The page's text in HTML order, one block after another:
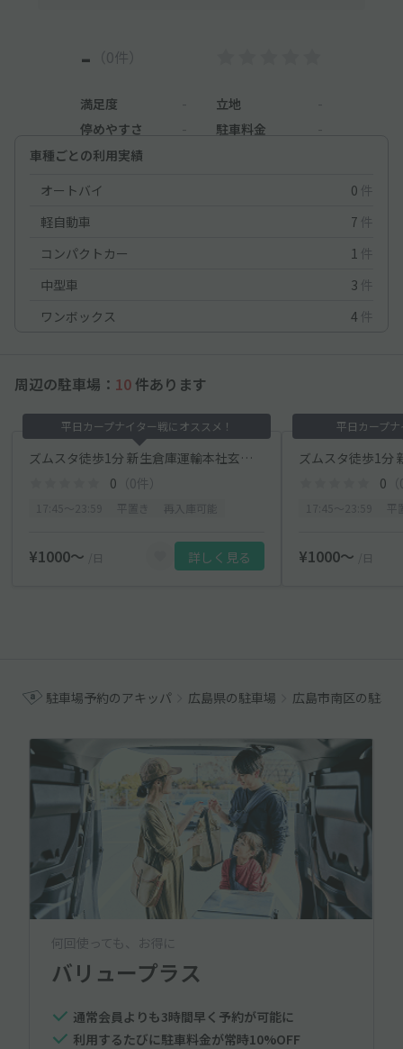
- （0件）
満足度 立地
停めやすさ
駐車料金
車種ごとの利用実績
オートバイ
0 件
軽自動車
7 件
コンパクトカー
1 件
中型車
3 件
ワンボックス
4 件
周辺の駐車場： 10 件あります
平日カープナイター戦にオススメ！
ズムスタ徒歩1分 新生倉庫運輸本社玄関前駐車場【17:45~23:59】
0 （0件）
¥1000〜 /日 詳しく見る
平日カープ
0
¥1000〜 /日
駐車場予約のアキッパ 広島県の駐車場 広島市南区の駐車
何回使っても、お得に
バリュープラス
通常会員よりも3時間早く予約が可能に
利用するたびに駐車料金が常時10%OFF